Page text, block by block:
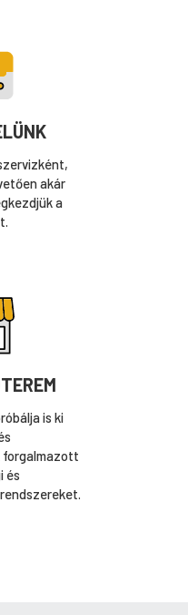
akár
a
is ki
forgalmazott
és